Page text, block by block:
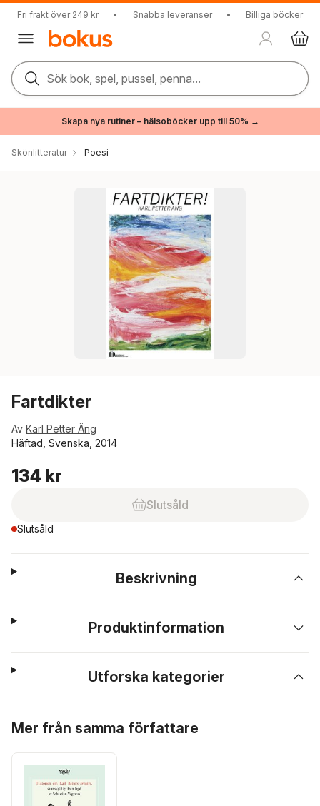
Fri frakt över 249 kr • Snabba leveranser • Billiga böcker
Sök bok, spel, pussel, penna...
Skapa nya rutiner – hälsoböcker upp till 50% →
Skönlitteratur Poesi
Fartdikter
Av Karl Petter Äng
Häftad, Svenska, 2014
134 kr
Slutsåld
Slutsåld
Beskrivning
Produktinformation
Utforska kategorier
Mer från samma författare